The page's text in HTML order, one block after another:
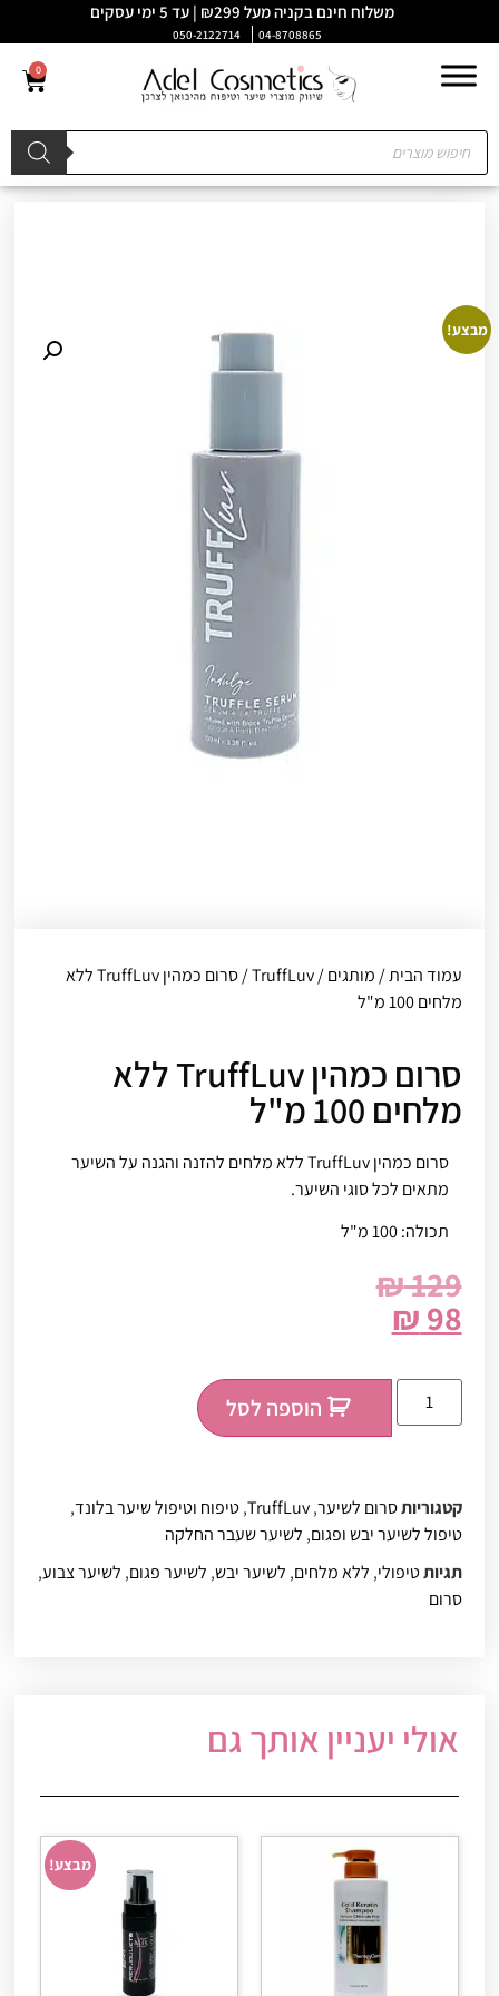
משלוח חינם בקניה מעל ₪299 | עד 5 ימי עסקים
04-8708865
050-2122714
0
מבצע!
עמוד הבית/מותגים/
TruffLuv
/ סרום כמהין TruffLuv ללא
מלחים 100 מ"ל
סרום כמהין TruffLuv ללא
מלחים 100 מ"ל
סרום כמהין TruffLuv ללא מלחים להזנה והגנה על השיער
מתאים לכל סוגי השיער.
תכולה: 100 מ"ל
₪129
₪ 98
הוספה לסל
קטגוריותסרום לשיער,
TruffLuv
,טיפוח וטיפול שיער בלונד,
טיפול לשיער יבש ופגום,לשיער שעבר החלקה
תגיותטיפולי,ללא מלחים,לשיער יבש,לשיער פגום,לשיער צבוע,
סרום
אולי יעניין אותך גם
מבצע!